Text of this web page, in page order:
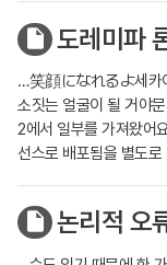
도레미파
…笑顔になれるよ세카
소짓는 얼굴이 될 거야
2에서 일부를 가져왔어
선스로 배포됨을 별도
논리적 오